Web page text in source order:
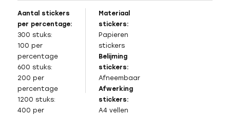
Aantal stickers
per percentage:
300 stuks:
100 per
percentage
600 stuks:
200 per
percentage
1200 stuks:
400 per
Materiaal
stickers:
Papieren
stickers
Belijming
stickers:
Afneembaar
Afwerking
stickers:
A4 vellen